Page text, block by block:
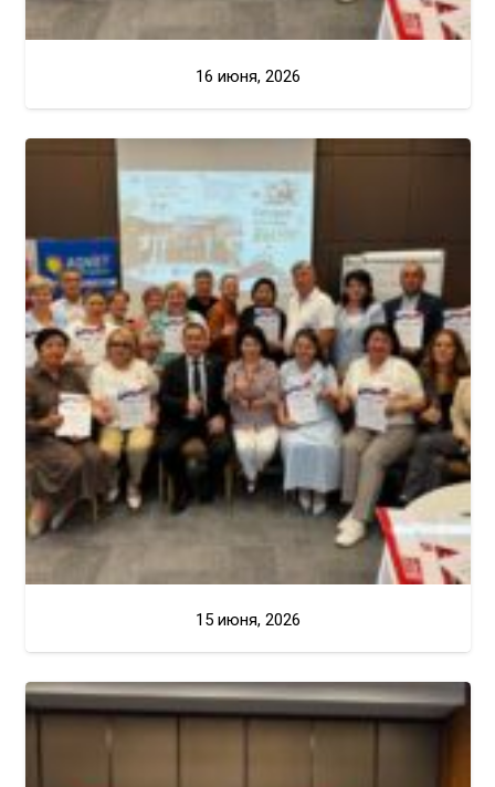
16 июня, 2026
15 июня, 2026